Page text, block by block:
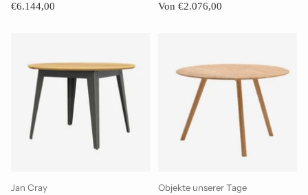
€6.144,00 Von €2.076,00
Jan Cray Objekte unserer Tage